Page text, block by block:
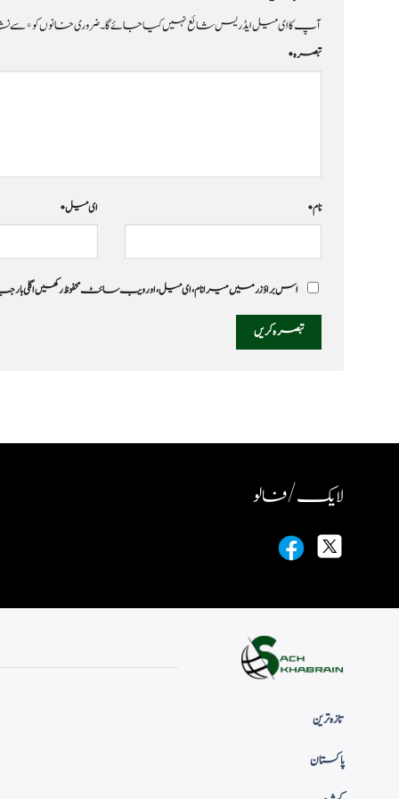
آپ کا ای میل ایڈریس شائع نہیں کیا جائے گا۔ضروری خانوں کو*سے
تبصرہ*
نام* ای میل*
اس براؤزر میں میرا نام، ای میل، اور ویب سائٹ محفوظ رکھیں اگلی
لایک / فالو
تازہ ترین
پاکستان